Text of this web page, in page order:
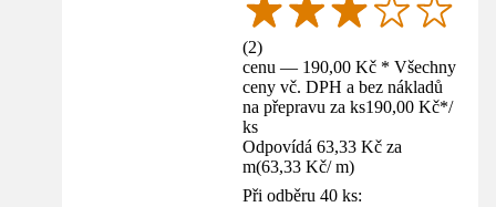
(2)
cenu — 190,00 Kč * Všechny
ceny vč. DPH a bez nákladů
na přepravu za ks190,00 Kč*/
ks
Odpovídá 63,33 Kč za
m(63,33 Kč/ m)
Při odběru 40 ks: